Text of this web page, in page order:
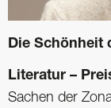
Die Schönheit
Literatur –
Sachen der